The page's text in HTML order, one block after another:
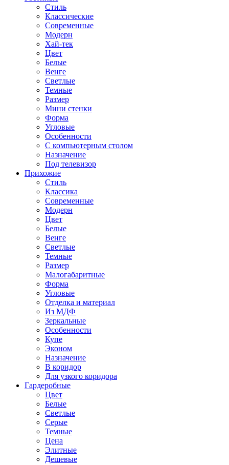
Стиль
Классические
Современные
Модерн
Хай-тек
Цвет
Белые
Венге
Светлые
Темные
Размер
Мини стенки
Форма
Угловые
Особенности
С компьютерным столом
Назначение
Под телевизор
Прихожие
Стиль
Классика
Современные
Модерн
Цвет
Белые
Венге
Светлые
Темные
Размер
Малогабаритные
Форма
Угловые
Отделка и материал
Из МДФ
Зеркальные
Особенности
Купе
Эконом
Назначение
В коридор
Для узкого коридора
Гардеробные
Цвет
Белые
Светлые
Серые
Темные
Цена
Элитные
Дешевые